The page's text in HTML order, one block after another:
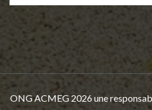
ONG ACMEG 2026 une